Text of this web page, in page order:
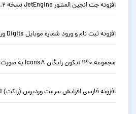
افزونه جت انجین المنتور JetEngine نسخه 3.8.13.2
افزونه ثبت نام و ورود شماره موبایل Digits وردپرس نسخه 9.2
مجموعه 130 آیکون رایگان Icons8 به صورت SVG
افزونه فارسی افزایش سرعت وردپرس (راکت) WP Rocket نسخه 3.23.1